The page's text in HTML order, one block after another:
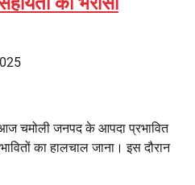
चमोली जनपद के आपदा प्रभावित
का हालचाल जाना। इस दौरान